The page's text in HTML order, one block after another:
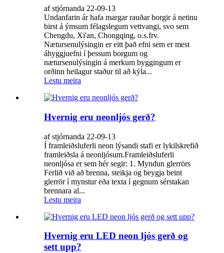
af stjórnanda 22-09-13
Undanfarin ár hafa margar rauðar borgir á netinu
birst á ýmsum félagslegum vettvangi, svo sem
Chengdu, Xi'an, Chongqing, o.s.frv.
Nætursenulýsingin er eitt það efni sem er mest
áhyggjuefni í þessum borgum og
nætursenulýsingin á merkum byggingum er
orðinn heilagur staður til að kýla...
Lestu meira
Hvernig eru neonljós gerð?
af stjórnanda 22-09-13
Í framleiðsluferli neon lýsandi stafi er lykilskrefið
framleiðsla á neonljósum.Framleiðsluferli
neonljósa er sem hér segir: 1. Myndun glerrörs
Ferlið við að brenna, steikja og beygja beint
glerrör í mynstur eða texta í gegnum sérstakan
brennara al...
Lestu meira
Hvernig eru LED neon ljós gerð og
sett upp?